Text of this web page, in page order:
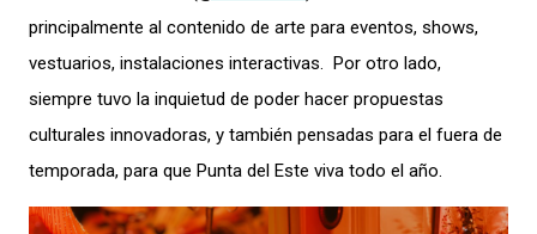
principalmente al contenido de arte para eventos, shows,
vestuarios, instalaciones interactivas. Por otro lado,
siempre tuvo la inquietud de poder hacer propuestas
culturales innovadoras, y también pensadas para el fuera de
temporada, para que Punta del Este viva todo el año.